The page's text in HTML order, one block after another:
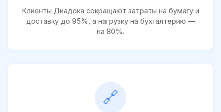
Клиенты Диадока сокращают затраты на бумагу и
доставку до 95%, а нагрузку на бухгалтерию —
на 80%.
🔗